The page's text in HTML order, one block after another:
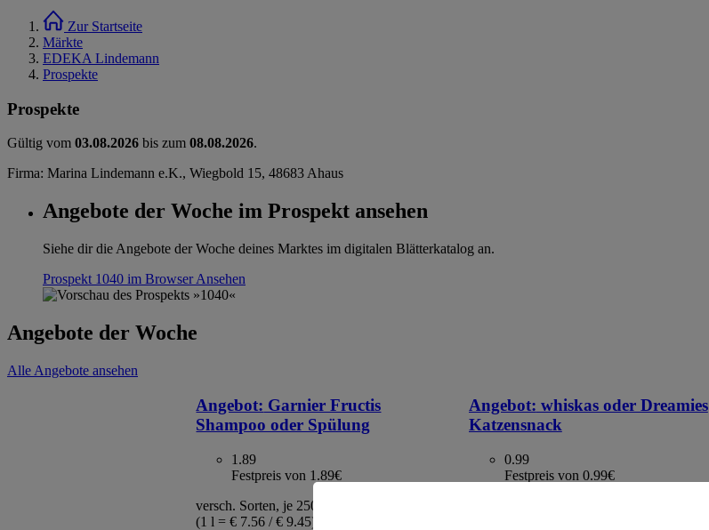
Zur Startseite
Märkte
EDEKA Lindemann
Prospekte
Prospekte
Gültig vom 03.08.2026 bis zum 08.08.2026.
Firma: Marina Lindemann e.K., Wiegbold 15, 48683 Ahaus
Angebote der Woche im Prospekt ansehen
Siehe dir die Angebote der Woche deines Marktes im digitalen Blätterkatalog an.
Prospekt 1040 im BrowserAnsehen
Angebote der Woche
Alle Angebote ansehen
Angebot: Garnier Fructis
Shampoo oder Spülung
1.89
Festpreis von 1.89€
versch. Sorten, je 250 ml / 200 ml Flasche,
(1 l = € 7.56 / € 9.45)
Angebot: whiskas oder Dreamies
Katzensnack
0.99
Festpreis von 0.99€